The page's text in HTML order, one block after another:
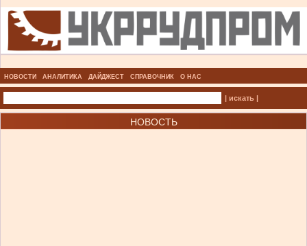
НОВОСТИ АНАЛИТИКА ДАЙДЖЕСТ СПРАВОЧНИК О НАС
| искать |
НОВОСТЬ